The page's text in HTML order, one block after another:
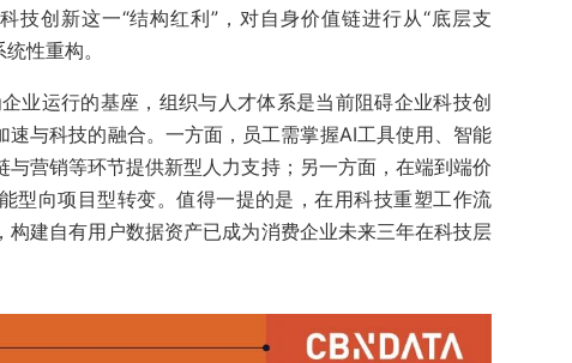
技创新这一“结构红利”，对自身价值链进行从“底层支
性重构。
业运行的基座，组织与人才体系是当前阻碍企业科技创
速与科技的融合。一方面，员工需掌握AI工具使用、智能
营销等环节提供新型人力支持；另一方面，在端到端价
型向项目型转变。值得一提的是，在用科技重塑工作流
建自有用户数据资产已成为消费企业未来三年在科技层